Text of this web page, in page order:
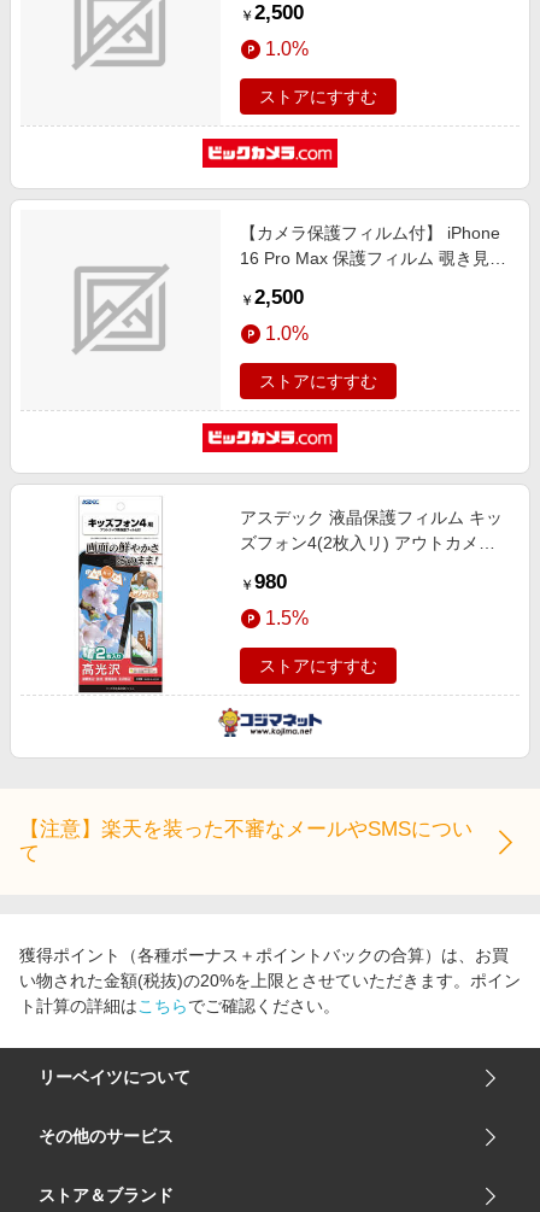
IP1602NH-1
￥ 2,500
1.0%
ストアにすすむ
【カメラ保護フィルム付】 iPhone
16 Pro Max 保護フィルム 覗き見防
IP1604NH-1
￥ 2,500
1.0%
ストアにすすむ
アスデック 液晶保護フィルム キッ
ズフォン4(2枚入リ) アウトカメラ
￥ 980
1.5%
ストアにすすむ
【注意】楽天を装った不審なメールやSMSについ
て
獲得ポイント（各種ボーナス＋ポイントバックの合算）は、お買
い物された金額(税抜)の20%を上限とさせていただきます。ポイン
ト計算の詳細はこちらでご確認ください。
リーベイツについて
会社概要
サイトマップ
その他のサービス
楽天市場
ストア＆ブランド